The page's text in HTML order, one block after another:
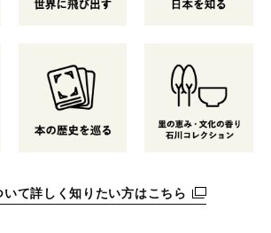
いて詳しく知りたい方はこちら